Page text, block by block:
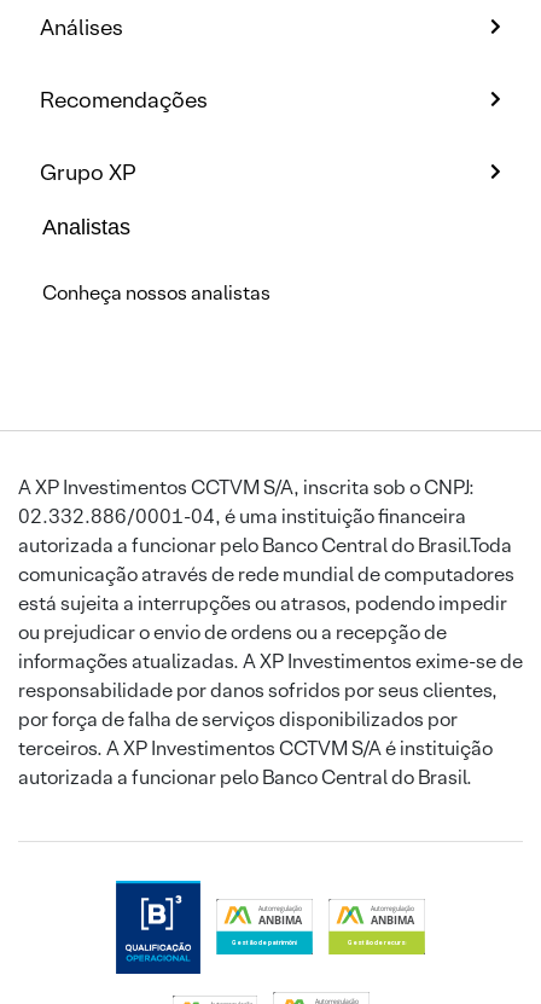
Análises
Recomendações
Grupo XP
Analistas
Conheça nossos analistas
A XP Investimentos CCTVM S/A, inscrita sob o CNPJ:
02.332.886/0001-04, é uma instituição financeira
autorizada a funcionar pelo Banco Central do Brasil.Toda
comunicação através de rede mundial de computadores
está sujeita a interrupções ou atrasos, podendo impedir
ou prejudicar o envio de ordens ou a recepção de
informações atualizadas. A XP Investimentos exime-se de
responsabilidade por danos sofridos por seus clientes,
por força de falha de serviços disponibilizados por
terceiros. A XP Investimentos CCTVM S/A é instituição
autorizada a funcionar pelo Banco Central do Brasil.